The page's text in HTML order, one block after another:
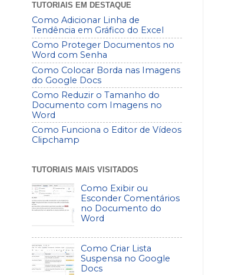
TUTORIAIS EM DESTAQUE
Como Adicionar Linha de
Tendência em Gráfico do Excel
Como Proteger Documentos no
Word com Senha
Como Colocar Borda nas Imagens
do Google Docs
Como Reduzir o Tamanho do
Documento com Imagens no
Word
Como Funciona o Editor de Vídeos
Clipchamp
TUTORIAIS MAIS VISITADOS
Como Exibir ou
Esconder Comentários
no Documento do
Word
Como Criar Lista
Suspensa no Google
Docs